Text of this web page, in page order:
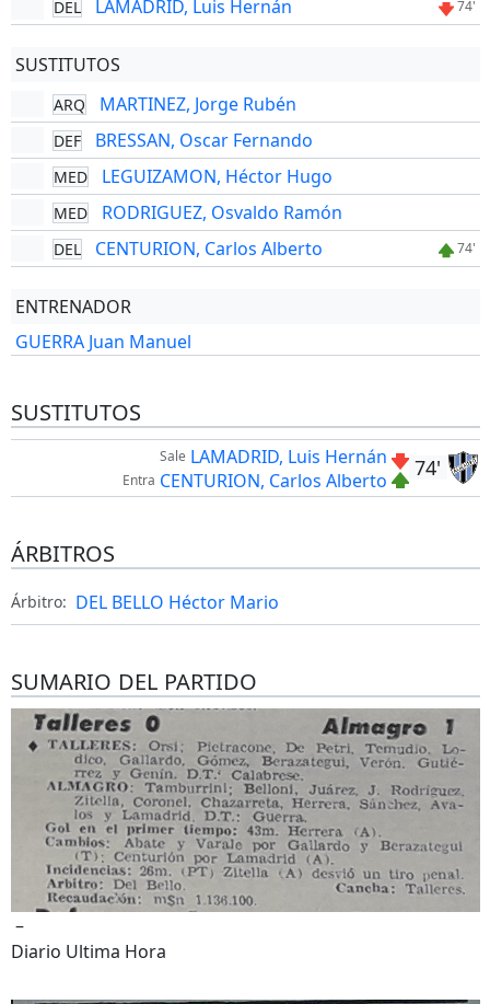
DEL LAMADRID, Luis Hernán 74'
SUSTITUTOS
ARQ MARTINEZ, Jorge Rubén
DEF BRESSAN, Oscar Fernando
MED LEGUIZAMON, Héctor Hugo
MED RODRIGUEZ, Osvaldo Ramón
DEL CENTURION, Carlos Alberto 74'
ENTRENADOR
GUERRA Juan Manuel
SUSTITUTOS
74'
Sale LAMADRID, Luis Hernán
Entra CENTURION, Carlos Alberto
ÁRBITROS
Árbitro: DEL BELLO Héctor Mario
SUMARIO DEL PARTIDO
–
Diario Ultima Hora